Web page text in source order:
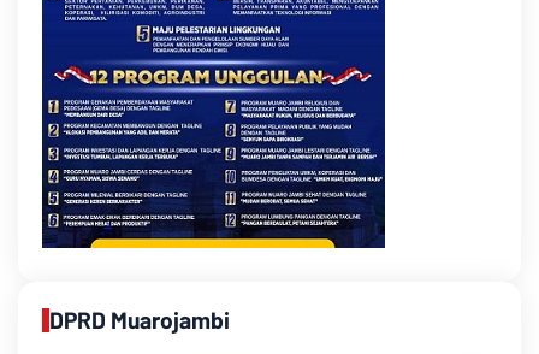
DPRD Muarojambi